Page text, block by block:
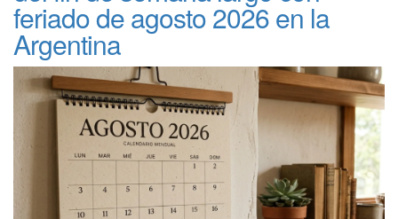
feriado de agosto 2026 en la
Argentina